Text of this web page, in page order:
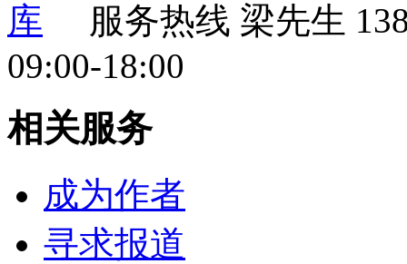
服务热线 梁先生
09:00-18:00
相关服务
成为作者
寻求报道